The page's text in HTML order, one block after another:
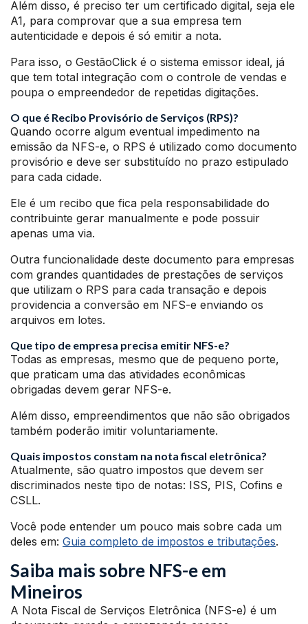
Além disso, é preciso ter um certificado digital, seja ele
A1, para comprovar que a sua empresa tem
autenticidade e depois é só emitir a nota.
Para isso, o GestãoClick é o sistema emissor ideal, já
que tem total integração com o controle de vendas e
poupa o empreendedor de repetidas digitações.
O que é Recibo Provisório de Serviços (RPS)?
Quando ocorre algum eventual impedimento na
emissão da NFS-e, o RPS é utilizado como documento
provisório e deve ser substituído no prazo estipulado
para cada cidade.
Ele é um recibo que fica pela responsabilidade do
contribuinte gerar manualmente e pode possuir
apenas uma via.
Outra funcionalidade deste documento para empresas
com grandes quantidades de prestações de serviços
que utilizam o RPS para cada transação e depois
providencia a conversão em NFS-e enviando os
arquivos em lotes.
Que tipo de empresa precisa emitir NFS-e?
Todas as empresas, mesmo que de pequeno porte,
que praticam uma das atividades econômicas
obrigadas devem gerar NFS-e.
Além disso, empreendimentos que não são obrigados
também poderão imitir voluntariamente.
Quais impostos constam na nota fiscal eletrônica?
Atualmente, são quatro impostos que devem ser
discriminados neste tipo de notas: ISS, PIS, Cofins e
CSLL.
Você pode entender um pouco mais sobre cada um
deles em: Guia completo de impostos e tributações.
Saiba mais sobre NFS-e em
Mineiros
A Nota Fiscal de Serviços Eletrônica (NFS-e) é um